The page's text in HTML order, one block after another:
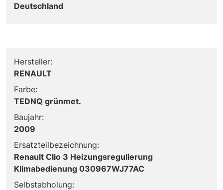
Deutschland
Hersteller:
RENAULT
Farbe:
TEDNQ grünmet.
Baujahr:
2009
Ersatzteilbezeichnung:
Renault Clio 3 Heizungsregulierung
Klimabedienung 030967WJ77AC
Selbstabholung: